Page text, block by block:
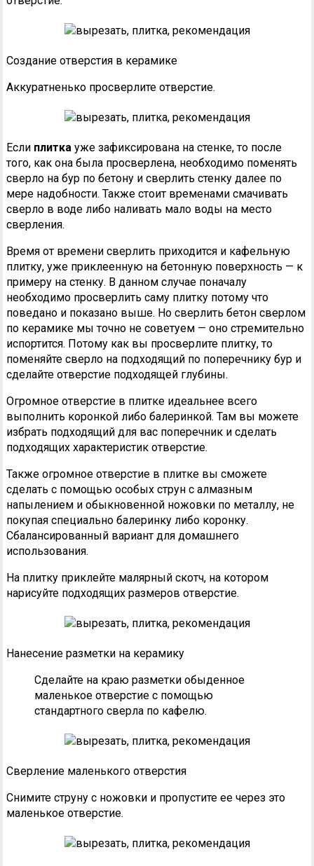
Создание отверстия в керамике
Аккуратненько просверлите отверстие.
Если плитка уже зафиксирована на стенке, то после
того, как она была просверлена, необходимо поменять
сверло на бур по бетону и сверлить стенку далее по
мере надобности. Также стоит временами смачивать
сверло в воде либо наливать мало воды на место
сверления.
Время от времени сверлить приходится и кафельную
плитку, уже приклеенную на бетонную поверхность — к
примеру на стенку. В данном случае поначалу
необходимо просверлить саму плитку потому что
поведано и показано выше. Но сверлить бетон сверлом
по керамике мы точно не советуем — оно стремительно
испортится. Потому как вы просверлите плитку, то
поменяйте сверло на подходящий по поперечнику бур и
сделайте отверстие подходящей глубины.
Огромное отверстие в плитке идеальнее всего
выполнить коронкой либо балеринкой. Там вы можете
избрать подходящий для вас поперечник и сделать
подходящих характеристик отверстие.
Также огромное отверстие в плитке вы сможете
сделать с помощью особых струн с алмазным
напылением и обыкновенной ножовки по металлу, не
покупая специально балеринку либо коронку.
Сбалансированный вариант для домашнего
использования.
На плитку приклейте малярный скотч, на котором
нарисуйте подходящих размеров отверстие.
Нанесение разметки на керамику
Сделайте на краю разметки обыденное
маленькое отверстие с помощью
стандартного сверла по кафелю.
Сверление маленького отверстия
Снимите струну с ножовки и пропустите ее через это
маленькое отверстие.